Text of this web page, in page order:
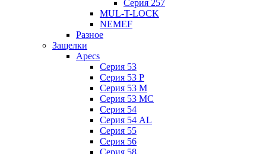
Серия 257
MUL-T-LOCK
NEMEF
Разное
Защелки
Apecs
Серия 53
Серия 53 P
Серия 53 М
Серия 53 МC
Серия 54
Серия 54 AL
Серия 55
Серия 56
Серия 58